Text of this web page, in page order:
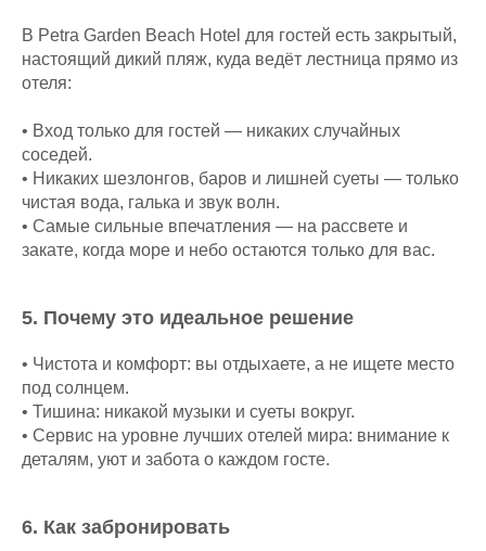
В Petra Garden Beach Hotel для гостей есть закрытый,
настоящий дикий пляж, куда ведёт лестница прямо из
отеля:
•⁠ ⁠Вход только для гостей — никаких случайных
соседей.
•⁠ ⁠Никаких шезлонгов, баров и лишней суеты — только
чистая вода, галька и звук волн.
•⁠ ⁠Самые сильные впечатления — на рассвете и
закате, когда море и небо остаются только для вас.
5.⁠ ⁠Почему это идеальное решение
•⁠ ⁠Чистота и комфорт: вы отдыхаете, а не ищете место
под солнцем.
•⁠ ⁠Тишина: никакой музыки и суеты вокруг.
•⁠ ⁠Сервис на уровне лучших отелей мира: внимание к
деталям, уют и забота о каждом госте.
6.⁠ ⁠Как забронировать